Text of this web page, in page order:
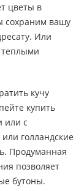
цветы в
сохраним вашу
Или
теплыми
кучу
купить
или с
голландские
Продуманная
позволяет
бутоны.